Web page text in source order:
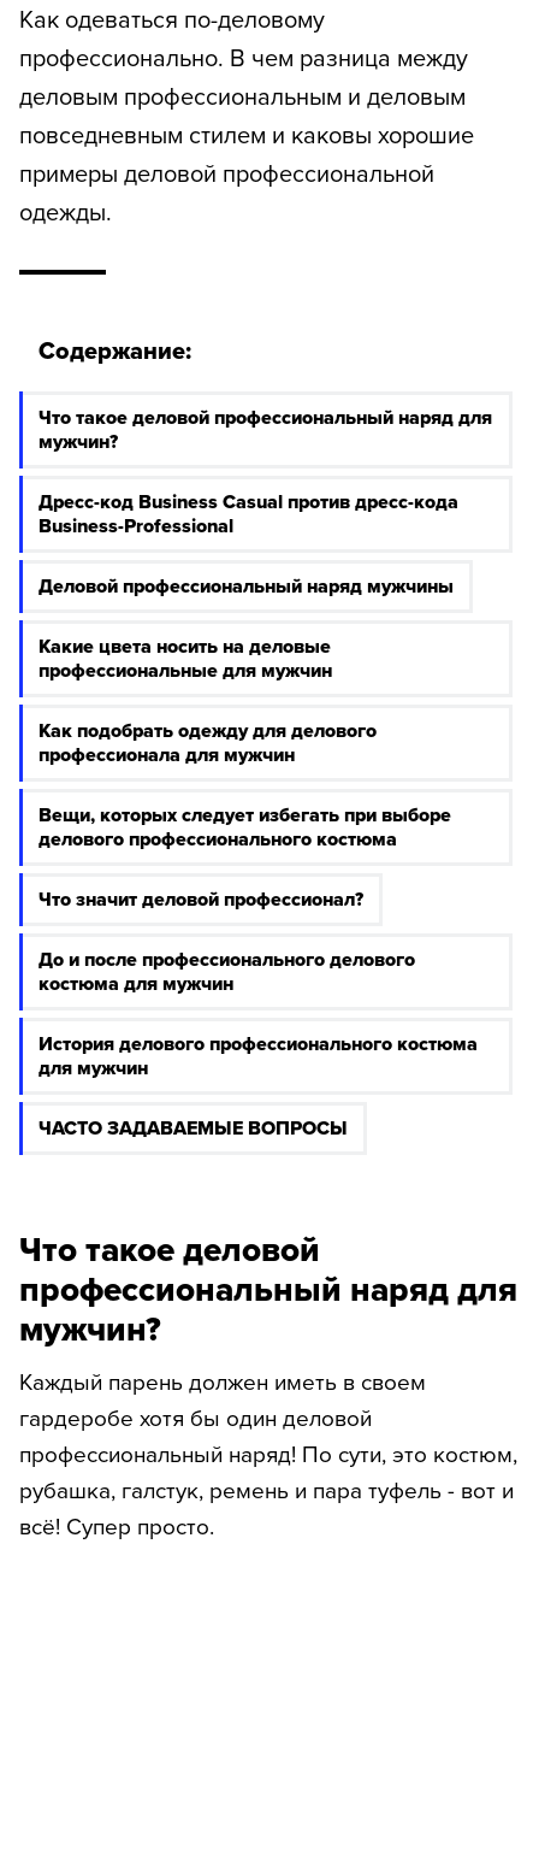
Как одеваться по-деловому
профессионально. В чем разница между
деловым профессиональным и деловым
повседневным стилем и каковы хорошие
примеры деловой профессиональной
одежды.
Содержание:
Что такое деловой профессиональный наряд для
мужчин?
Дресс-код Business Casual против дресс-кода
Business-Professional
Деловой профессиональный наряд мужчины
Какие цвета носить на деловые
профессиональные для мужчин
Как подобрать одежду для делового
профессионала для мужчин
Вещи, которых следует избегать при выборе
делового профессионального костюма
Что значит деловой профессионал?
До и после профессионального делового
костюма для мужчин
История делового профессионального костюма
для мужчин
ЧАСТО ЗАДАВАЕМЫЕ ВОПРОСЫ
Что такое деловой
профессиональный наряд для
мужчин?
Каждый парень должен иметь в своем
гардеробе хотя бы один деловой
профессиональный наряд! По сути, это костюм,
рубашка, галстук, ремень и пара туфель - вот и
всё! Супер просто.